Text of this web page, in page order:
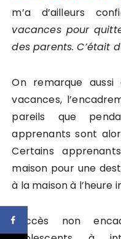
m’a d’ailleurs
vacances pour
des parents. C’était
On remarque
vacances,
pareils que
apprenants sont
Certains
maison pour une
à la maison à l’heure
L’accès non